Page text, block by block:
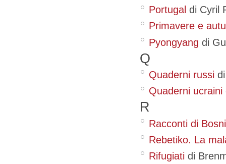
Portugal di Cyril
Primavere e
Pyongyang di
Q
Quaderni russi
Quaderni ucraini
R
Racconti di
Rebetiko. La
Rifugiati di